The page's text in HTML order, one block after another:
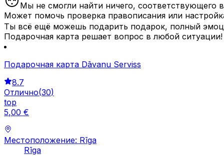
Мы не смогли найти ничего, соответствующего
Может помочь проверка правописания или
Ты всё ещё можешь подарить подарок, полный
Подарочная карта решает вопрос в любой ситуации!
Подарочная карта Dāvanu Serviss
8.7
Отлично(30)
top
5,00 €
Местоположение: Rīga
Rīga